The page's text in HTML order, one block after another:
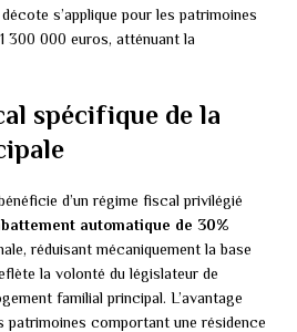
s’applique pour les patrimoines
300 000 euros, atténuant la
spécifique de la
d’un régime fiscal privilégié
automatique de 30%
réduisant mécaniquement la base
la volonté du législateur de
familial principal. L’avantage
patrimoines comportant une résidence